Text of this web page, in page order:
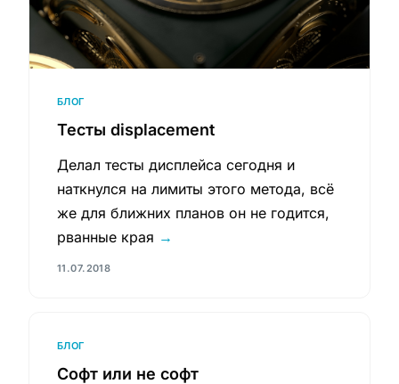
БЛОГ
Тесты displacement
Делал тесты дисплейса сегодня и
наткнулся на лимиты этого метода, всё
же для ближних планов он не годится,
рванные края →
11.07.2018
БЛОГ
Софт или не софт